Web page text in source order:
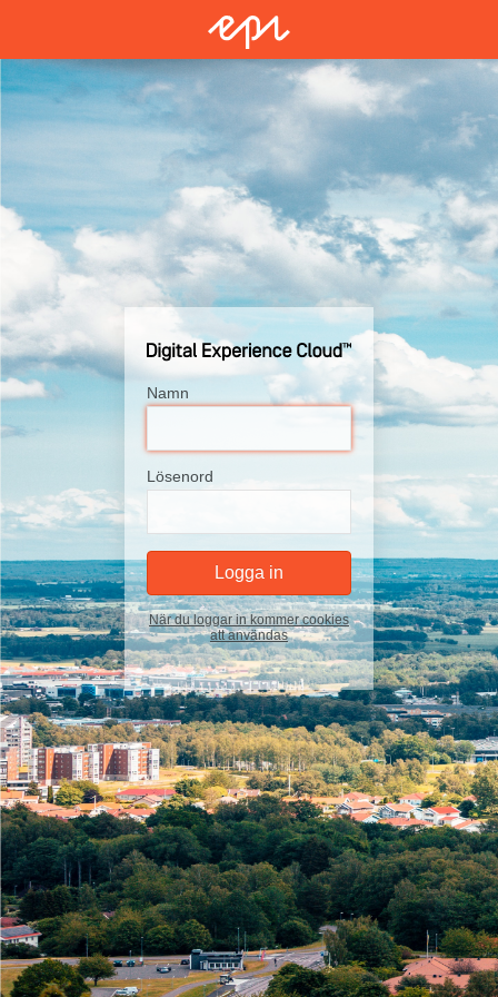
Namn
Lösenord
När du loggar in kommer cookies
att användas